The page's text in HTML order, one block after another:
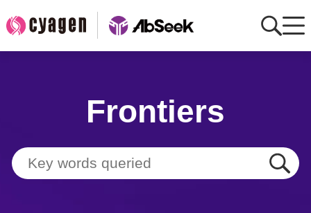
Tools
Frontiers